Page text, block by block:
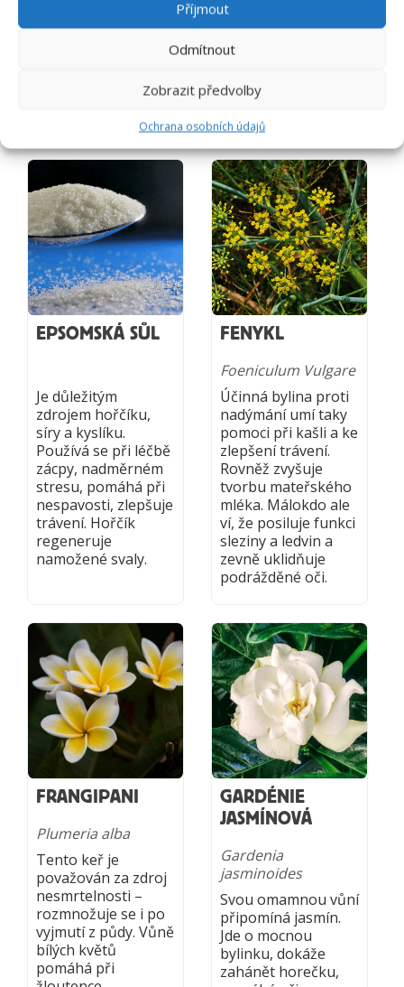
Příjmout
Odmítnout
Zobrazit předvolby
Ochrana osobních údajů
ran.
stimuluje centrální
nervovou soustavu
a povzbuzuje
mozkovou činnost.
proti některým
EPSOMSKÁ SŮL
Je důležitým
zdrojem hořčíku,
síry a kyslíku.
Používá se při léčbě
zácpy, nadměrném
stresu, pomáhá při
nespavosti, zlepšuje
trávení. Hořčík
regeneruje
namožené svaly.
FENYKL
Foeniculum Vulgare
Účinná bylina proti
nadýmání umí taky
pomoci při kašli a ke
zlepšení trávení.
Rovněž zvyšuje
tvorbu mateřského
mléka. Málokdo ale
ví, že posiluje funkci
sleziny a ledvin a
zevně uklidňuje
podrážděné oči.
FRANGIPANI
Plumeria alba
Tento keř je
považován za zdroj
nesmrtelnosti –
rozmnožuje se i po
vyjmutí z půdy. Vůně
bílých květů
pomáhá při
GARDÉNIE
JASMÍNOVÁ
Gardenia
jasminoides
Svou omamnou vůní
připomíná jasmín.
Jde o mocnou
bylinku, dokáže
zahánět horečku,